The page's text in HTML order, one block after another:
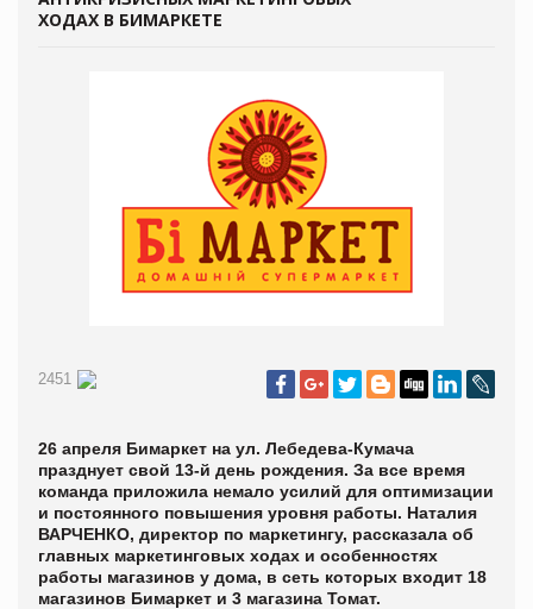
ХОДАХ В БИМАРКЕТЕ
2451
26 апреля Бимаркет на ул. Лебедева-Кумача
празднует свой 13-й день рождения. За все время
команда приложила немало усилий для оптимизации
и постоянного повышения уровня работы. Наталия
ВАРЧЕНКО, директор по маркетингу, рассказала об
главных маркетинговых ходах и особенностях
работы магазинов у дома, в сеть которых входит 18
магазинов Бимаркет и 3 магазина Томат.